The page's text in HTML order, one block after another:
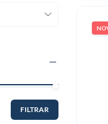
FILTRAR